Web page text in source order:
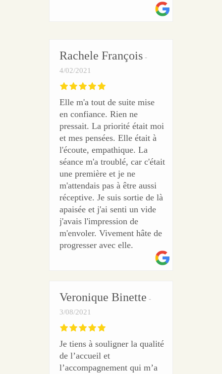
Rachele François
4/02/2021
Elle m'a tout de suite mise
en confiance. Rien ne
pressait. La priorité était moi
et mes pensées. Elle était à
l'écoute, empathique. La
séance m'a troublé, car c'était
une première et je ne
m'attendais pas à être aussi
réceptive. Je suis sortie de là
apaisée et j'ai senti un vide
j'avais l'impression de
m'envoler. Vivement hâte de
progresser avec elle.
Veronique Binette
3/08/2021
Je tiens à souligner la qualité
de l’accueil et
l’accompagnement qui m’a